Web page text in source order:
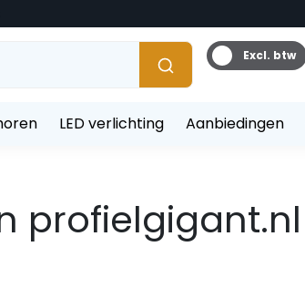
Excl. btw
LED verlichting Aanbiedingen
profielgigant.nl